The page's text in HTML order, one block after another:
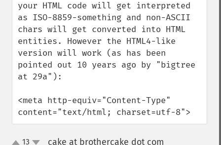
your HTML code will get interpreted
as ISO-8859-something and non-ASCII
chars will get converted into HTML
entities. However the HTML4-like
version will work (as has been
pointed out 10 years ago by "bigtree
at 29a"):
<meta http-equiv="Content-Type"
content="text/html; charset=utf-8">
13 cake at brothercake dot com